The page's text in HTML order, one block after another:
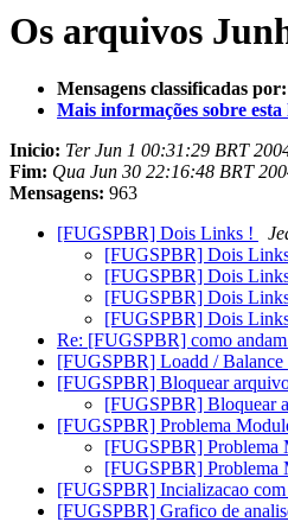
Os arquivos
Mensagens classificadas por:
Mais informações sobre esta
Inicio: Ter Jun 1 00:31:29 BRT
Fim: Qua Jun 30 22:16:48 BRT
Mensagens: 963
[FUGSPBR] Dois Links !
[FUGSPBR] Dois
[FUGSPBR] Dois
[FUGSPBR] Dois
[FUGSPBR] Dois
Re: [FUGSPBR] como
[FUGSPBR] Loadd / Balance
[FUGSPBR] Bloquear
[FUGSPBR] Bloquear
[FUGSPBR] Problema
[FUGSPBR] Problema
[FUGSPBR] Problema
[FUGSPBR] Incializacao
[FUGSPBR] Grafico de